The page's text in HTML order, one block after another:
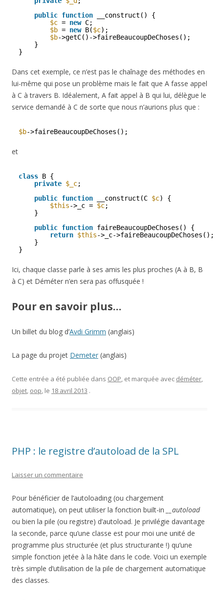
public function
__construct() {
$c = new C;
$b = new B($c);
$b->getC()->faireBeaucoupDeChoses();
}
}
Dans cet exemple, ce n’est pas le chaînage des méthodes en
lui-même qui pose un problème mais le fait que A fasse appel
à C à travers B. Idéalement, A fait appel à B qui lui, délègue le
service demandé à C de sorte que nous n’aurions plus que :
$b->faireBeaucoupDeChoses();
et
class B {
private $_c;
public function __construct(C $c) {
$this->_c = $c;
}
public function faireBeaucoupDeChoses() {
return $this->_c->faireBeaucoupDeChoses();
}
}
Ici, chaque classe parle à ses amis les plus proches (A à B, B
à C) et Déméter n’en sera pas offusquée !
Pour en savoir plus…
Un billet du blog d’Avdi Grimm (anglais)
La page du projet Demeter (anglais)
Cette entrée a été publiée dans OOP, et marquée avec déméter,
objet, oop, le 18 avril 2013 .
PHP : le registre d’autoload de la SPL
Laisser un commentaire
Pour bénéficier de l’autoloading (ou chargement
automatique), on peut utiliser la fonction built-in
__autoload
ou bien la pile (ou registre) d’autoload. Je privilégie davantage
la seconde, parce qu’une classe est pour moi une unité de
programme plus structurée (et plus structurante !) qu’une
simple fonction jetée à la hâte dans le code. Voici un exemple
très simple d’utilisation de la pile de chargement automatique
des classes.